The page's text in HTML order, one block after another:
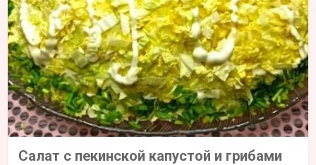
Салат с пекинской капустой и грибами